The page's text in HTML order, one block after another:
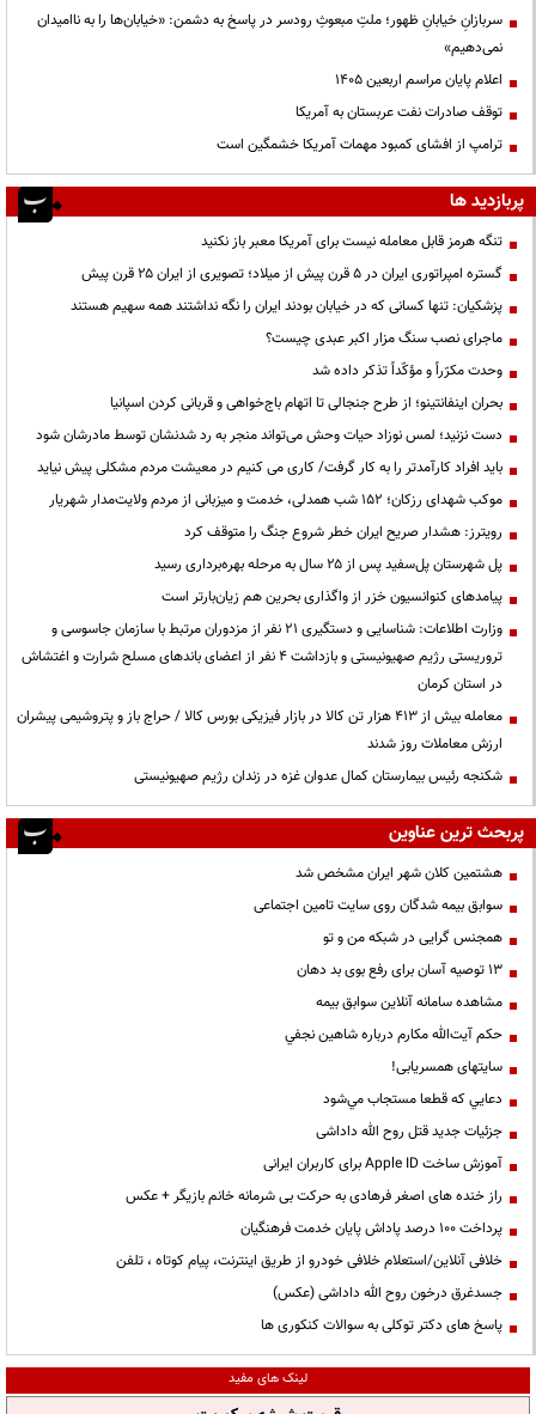
سربازانِ خیابانِ ظهور؛ ملتِ مبعوثِ رودسر در پاسخ به دشمن: «خیابان‌ها را به ناامیدان
نمی‌دهیم»
اعلام پایان مراسم اربعین ۱۴۰۵
توقف صادرات نفت عربستان به آمریکا
ترامپ از افشای کمبود مهمات آمریکا خشمگین است
پربازدید ها
تنگه هرمز قابل معامله نیست برای آمریکا معبر باز نکنید
گستره امپراتوری ایران در ۵ قرن پیش از میلاد؛ تصویری از ایران ۲۵ قرن پیش
پزشکیان: تنها کسانی که در خیابان بودند ایران را نگه نداشتند همه سهیم هستند
ماجرای نصب سنگ مزار اکبر عبدی چیست؟
وحدت مکرّراً و مؤکّداً تذکر داده شد
بحران اینفانتینو؛ از طرح جنجالی تا اتهام باج‌خواهی و قربانی کردن اسپانیا
دست نزنید؛ لمس نوزاد حیات وحش می‌تواند منجر به رد شدنشان توسط مادرشان شود
باید افراد کارآمدتر را به کار گرفت/ کاری می کنیم در معیشت مردم مشکلی پیش نیاید
موکب شهدای رزکان؛ ۱۵۲ شب همدلی، خدمت و میزبانی از مردم ولایت‌مدار شهریار
رویترز: هشدار صریح ایران خطر شروع جنگ را متوقف کرد
پل شهرستان پل‌سفید پس از ۲۵ سال به مرحله بهره‌برداری رسید
پیامدهای کنوانسیون خزر از واگذاری بحرین هم زیان‌بارتر است
وزارت اطلاعات: شناسایی و دستگیری ۲۱ نفر از مزدوران مرتبط با سازمان جاسوسی و
تروریستی رژیم صهیونیستی و بازداشت ۴ نفر از اعضای باندهای مسلح شرارت و اغتشاش
در استان کرمان
معامله بیش از ۴۱۳ هزار تن کالا در بازار فیزیکی بورس کالا / حراج باز و پتروشیمی پیشران
ارزش معاملات روز شدند
شکنجه رئیس بیمارستان کمال عدوان غزه در زندان رژیم صهیونیستی
پربحث ترین عناوین
هشتمین کلان شهر ایران مشخص شد
سوابق بیمه شدگان روی سایت تامین اجتماعی
همجنس گرایی در شبکه من و تو
13 توصیه آسان برای رفع بوی بد دهان
مشاهده سامانه آنلاين سوابق بیمه
حكم آيت‌الله مكارم درباره شاهين نجفي
سایتهای همسریابی!
دعايي كه قطعا مستجاب مي‌شود
جزئیات جدید قتل روح الله داداشی
آموزش ساخت Apple ID برای کاربران ایرانی
راز خنده های اصغر فرهادی به حرکت بی شرمانه خانم بازیگر + عکس
پرداخت ۱۰۰ درصد پاداش پایان خدمت فرهنگیان
خلافی آنلاین/استعلام خلافی خودرو از طریق اینترنت، پیام کوتاه ، تلفن
جسدغرق درخون روح الله داداشی (عکس)
پاسخ های دکتر توکلی به سوالات کنکوری ها
لینک های مفید